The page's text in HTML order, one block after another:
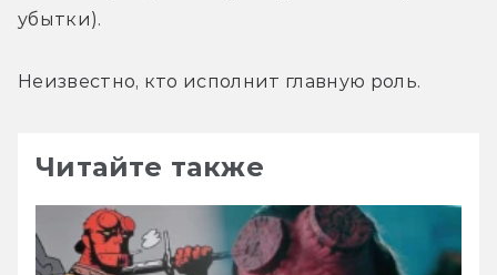
убытки).
Неизвестно, кто исполнит главную роль.
Читайте также